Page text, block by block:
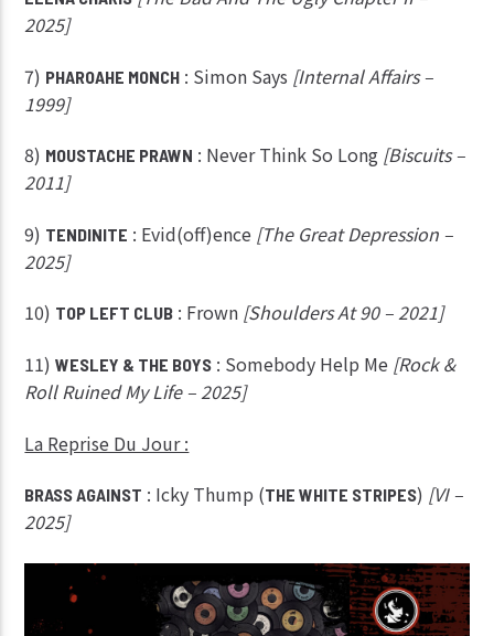
2025]
7) PHAROAHE MONCH : Simon Says [Internal Affairs –
1999]
8) MOUSTACHE PRAWN : Never Think So Long [Biscuits –
2011]
9) TENDINITE : Evid(off)ence [The Great Depression –
2025]
10) TOP LEFT CLUB : Frown [Shoulders At 90 – 2021]
11)WESLEY & THE BOYS : Somebody Help Me [Rock &
Roll Ruined My Life – 2025]
La Reprise Du Jour :
BRASS AGAINST : Icky Thump (THE WHITE STRIPES) [VI –
2025]